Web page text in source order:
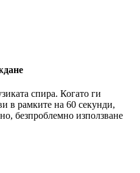
спира. Когато ги
в рамките на 60 секунди,
безпроблемно използване